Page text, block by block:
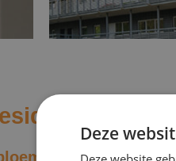
in Vilvoorde
Deze